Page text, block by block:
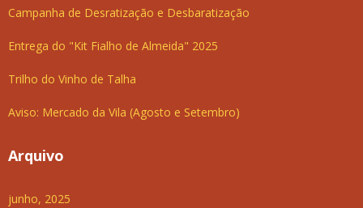
Campanha de Desratização e Desbaratização
Entrega do "Kit Fialho de Almeida" 2025
Trilho do Vinho de Talha
Aviso: Mercado da Vila (Agosto e Setembro)
Arquivo
junho, 2025